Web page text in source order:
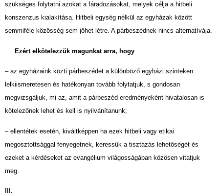
szükséges folytatni azokat a fáradozásokat, melyek célja a hitbeli
konszenzus kialakítása. Hitbeli egység nélkül az egyházak között
semmiféle közösség sem jöhet létre. A párbeszédnek nincs alternatívája.
Ezért elkötelezzük magunkat arra, hogy
– az egyházaink közti párbeszédet a különböző egyházi szinteken
lelkiismeretesen és hatékonyan tovább folytatjuk, s gondosan
megvizsgáljuk, mi az, amit a párbeszéd eredményeként hivatalosan is
kötelezőnek lehet és kell is nyilvánítanunk;
– ellentétek esetén, kiváltképpen ha ezek hitbeli vagy etikai
megosztottsággal fenyegetnek, keressük a tisztázás lehetőségét és
ezeket a kérdéseket az evangélium világosságában közösen vitatjuk
meg.
III.